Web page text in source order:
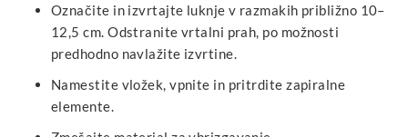
Označite in izvrtajte luknje v razmakih približno 10–
12,5 cm. Odstranite vrtalni prah, po možnosti
predhodno navlažite izvrtine.
Namestite vložek, vpnite in pritrdite zapiralne
elemente.